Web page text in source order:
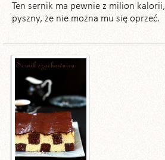
Ten sernik ma pewnie z milion
pyszny, że nie można mu się oprzeć.